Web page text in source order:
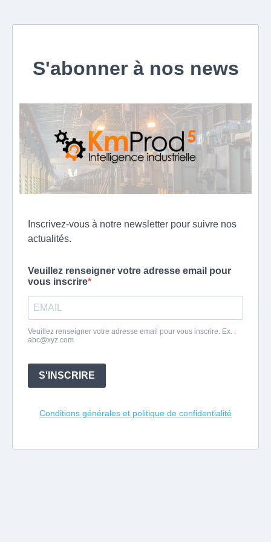
S'abonner à nos news
Inscrivez-vous à notre newsletter pour suivre nos
actualités.
Veuillez renseigner votre adresse email pour
vous inscrire
Veuillez renseigner votre adresse email pour vous inscrire. Ex. :
abc@xyz.com
S'INSCRIRE
Conditions générales et politique de confidentialité